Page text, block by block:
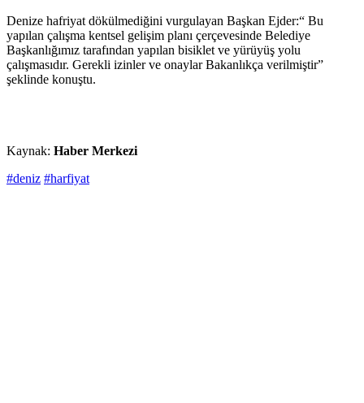
Denize hafriyat dökülmediğini vurgulayan Başkan Ejder:“ Bu
yapılan çalışma kentsel gelişim planı çerçevesinde Belediye
Başkanlığımız tarafından yapılan bisiklet ve yürüyüş yolu
çalışmasıdır. Gerekli izinler ve onaylar Bakanlıkça verilmiştir”
şeklinde konuştu.
Kaynak: Haber Merkezi
#deniz #harfiyat